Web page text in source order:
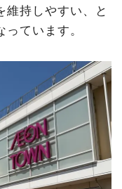
維持しやすい、と
ています。